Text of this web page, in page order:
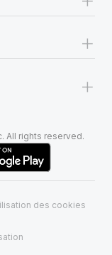
+
+
All rights reserved.
des cookies